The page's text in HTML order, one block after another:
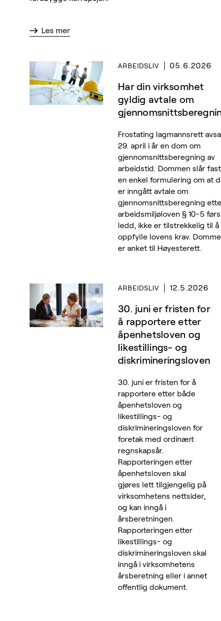
Les mer
ARBEIDSLIV 05.6.2026
Har din virksomhet
gyldig avtale om
Frostating lagmannsrett avsa
29. april i år en dom om
gjennomsnittsberegning av
arbeidstid. Dommen slår
en enkel formulering om at
er inngått avtale om
gjennomsnittsberegning
arbeidsmiljøloven § 10-5
ledd, ikke er tilstrekkelig til å
oppfylle lovens krav.
er anket til Høyesterett.
ARBEIDSLIV 12.5.2026
30. juni er fristen for
å rapportere etter
åpenhetsloven og
likestillings- og
diskrimineringsloven
30. juni er fristen for å
rapportere etter både
åpenhetsloven og
likestillings- og
diskrimineringsloven for
foretak med ordinært
regnskapsår.
Rapporteringen etter
åpenhetsloven skal
gjøres lett tilgjengelig på
virksomhetens nettsider,
og kan inngå i
årsberetningen.
Rapporteringen etter
likestillings- og
diskrimineringsloven skal
inngå i virksomhetens
årsberetning eller i annet
offentlig dokument.